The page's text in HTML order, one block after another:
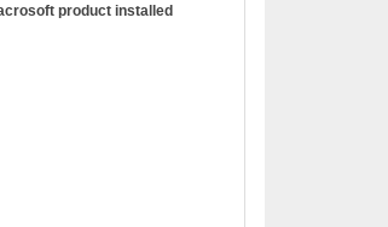
product installed